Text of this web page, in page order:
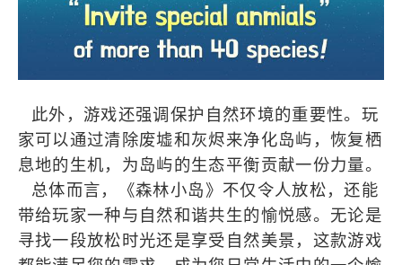
此外，游戏还强调保护自然环境的重要性。玩
家可以通过清除废墟和灰烬来净化岛屿，恢复栖
息地的生机，为岛屿的生态平衡贡献一份力量。
总体而言，《森林小岛》不仅令人放松，还能
带给玩家一种与自然和谐共生的愉悦感。无论是
寻找一段放松时光还是享受自然美景，这款游戏